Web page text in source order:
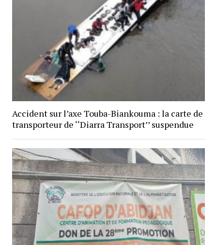
Accident sur l’axe Touba-Biankouma : la carte de
transporteur de ‘‘Diarra Transport’’ suspendue